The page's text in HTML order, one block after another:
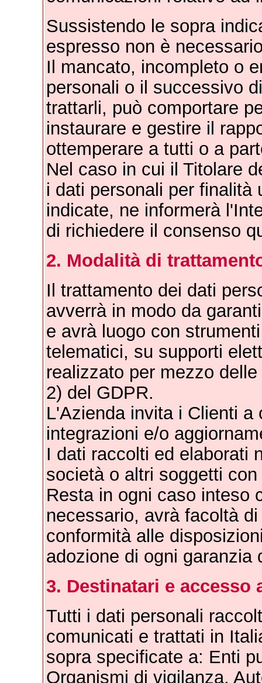
Sussistendo le sopra
espresso non è
Il mancato, incompleto o
personali o il successivo
trattarli, può comportare
instaurare e gestire il
ottemperare a tutti o a
Nel caso in cui il Titolare
i dati personali per finalità
indicate, ne informerà
di richiedere il consenso
2. Modalità di
Il trattamento dei dati
avverrà in modo da
e avrà luogo con
telematici, su supporti
realizzato per mezzo
2) del GDPR.
L'Azienda invita i Clienti a
integrazioni e/o
I dati raccolti ed elaborati
società o altri soggetti
Resta in ogni caso inteso
necessario, avrà facoltà
conformità alle
adozione di ogni garanzia
3. Destinatari e accesso
Tutti i dati personali
comunicati e trattati in
sopra specificate a: Enti
Organismi di vigilanza,